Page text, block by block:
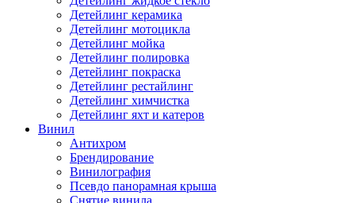
Детейлинг керамика
Детейлинг мотоцикла
Детейлинг мойка
Детейлинг полировка
Детейлинг покраска
Детейлинг рестайлинг
Детейлинг химчистка
Детейлинг яхт и катеров
Винил
Антихром
Брендирование
Винилография
Псевдо панорамная крыша
Снятие винила